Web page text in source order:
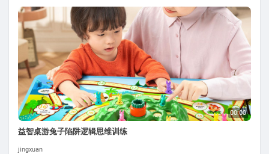
00:00
益智桌游兔子陷阱逻辑思维训练
jingxuan